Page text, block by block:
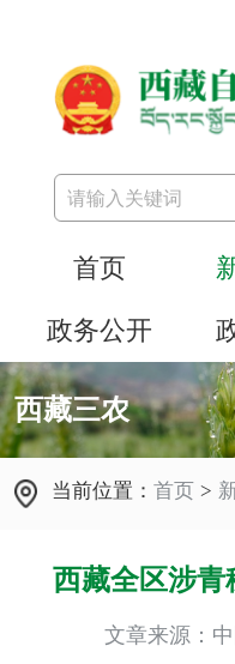
首页
政务公开
西藏三农
当前位置：首页 >
西藏全区涉青
文章来源：